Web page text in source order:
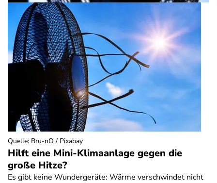
Hilft eine Mini-Klimaanlage gegen die
große Hitze?
Es gibt keine Wundergeräte: Wärme verschwindet nicht
Quelle: Bru-nO / Pixabay